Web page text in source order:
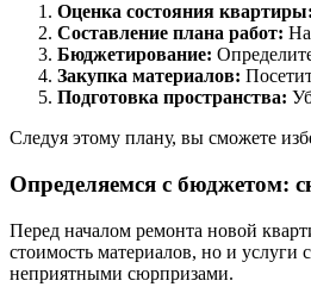
Оценка состояния квартиры:
Составление плана работ:
Бюджетирование:
Закупка материалов:
Подготовка пространства:
Следуя этому плану, вы сможете
Определяемся с бюджетом:
Перед началом ремонта новой
стоимость материалов, но и услуги
неприятными сюрпризами.